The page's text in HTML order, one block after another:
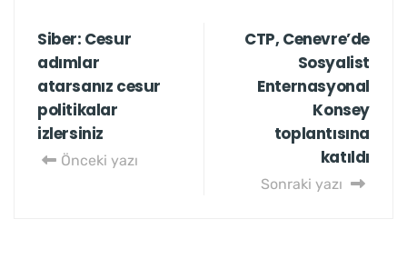
Siber: Cesur
adımlar
atarsanız cesur
politikalar
izlersiniz
Önceki yazı
CTP, Cenevre’de
Sosyalist
Enternasyonal
Konsey
toplantısına
katıldı
Sonraki yazı